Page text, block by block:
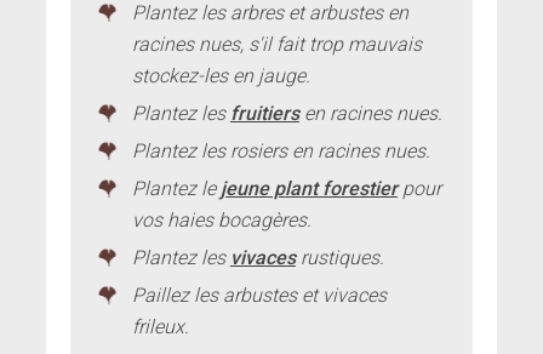
Plantez les arbres et arbustes en
racines nues, s'il fait trop mauvais
stockez-les en jauge.
Plantez les fruitiersen racines nues.
Plantez les rosiers en racines nues.
Plantez le jeune plant forestierpour
vos haies bocagères.
Plantez les vivacesrustiques.
Paillez les arbustes et vivaces
frileux.